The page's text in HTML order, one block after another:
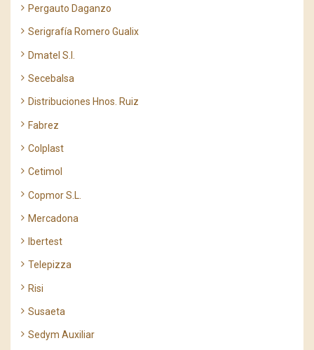
Pergauto Daganzo
Serigrafía Romero Gualix
Dmatel S.l.
Secebalsa
Distribuciones Hnos. Ruiz
Fabrez
Colplast
Cetimol
Copmor S.L.
Mercadona
Ibertest
Telepizza
Risi
Susaeta
Sedym Auxiliar